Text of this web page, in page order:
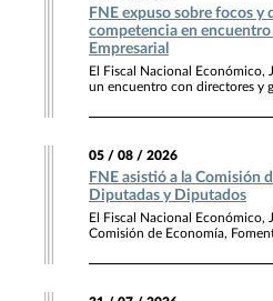
FNE expuso sobre focos y
competencia en
Empresarial
El Fiscal Nacional Económico,
un encuentro con directores y
05 / 08 / 2026
FNE asistió a la Comisión
Diputadas y Diputados
El Fiscal Nacional Económico,
Comisión de Economía,